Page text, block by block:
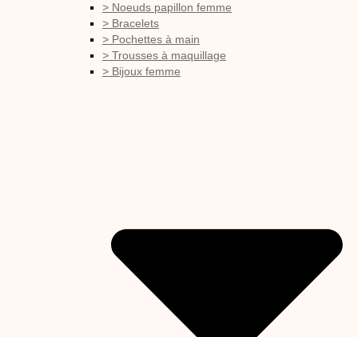
> Noeuds papillon femme
> Bracelets
> Pochettes à main
> Trousses à maquillage
> Bijoux femme